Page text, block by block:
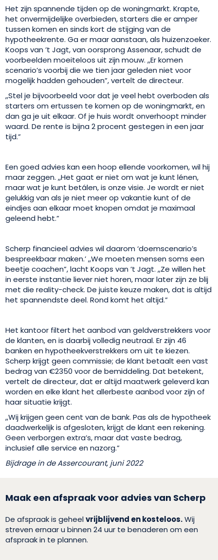
Het zijn spannende tijden op de woningmarkt. Krapte,
het onvermijdelijke overbieden, starters die er amper
tussen komen en sinds kort de stijging van de
hypotheekrente. Ga er maar aanstaan, als huizenzoeker.
Koops van ’t Jagt, van oorsprong Assenaar, schudt de
voorbeelden moeiteloos uit zijn mouw. ,,Er komen
scenario’s voorbij die we tien jaar geleden niet voor
mogelijk hadden gehouden”, vertelt de directeur.
,,Stel je bijvoorbeeld voor dat je veel hebt overboden als
starters om ertussen te komen op de woningmarkt, en
dan ga je uit elkaar. Of je huis wordt onverhoopt minder
waard. De rente is bijna 2 procent gestegen in een jaar
tijd.”
Een goed advies kan een hoop ellende voorkomen, wil hij
maar zeggen. ,,Het gaat er niet om wat je kunt lénen,
maar wat je kunt betálen, is onze visie. Je wordt er niet
gelukkig van als je niet meer op vakantie kunt of de
eindjes aan elkaar moet knopen omdat je maximaal
geleend hebt.”
Scherp financieel advies wil daarom ‘doemscenario’s
bespreekbaar maken.’ ,,We moeten mensen soms een
beetje coachen”, lacht Koops van ’t Jagt. ,,Ze willen het
in eerste instantie liever niet horen, maar later zijn ze blij
met die reality-check. De juiste keuze maken, dat is altijd
het spannendste deel. Rond komt het altijd.”
Het kantoor filtert het aanbod van geldverstrekkers voor
de klanten, en is daarbij volledig neutraal. Er zijn 46
banken en hypotheekverstrekkers om uit te kiezen.
Scherp krijgt geen commissie; de klant betaalt een vast
bedrag van €2350 voor de bemiddeling. Dat betekent,
vertelt de directeur, dat er altijd maatwerk geleverd kan
worden en elke klant het allerbeste aanbod voor zijn of
haar situatie krijgt.
,,Wij krijgen geen cent van de bank. Pas als de hypotheek
daadwerkelijk is afgesloten, krijgt de klant een rekening.
Geen verborgen extra’s, maar dat vaste bedrag,
inclusief alle service en nazorg.”
Bijdrage in de Assercourant, juni 2022
Maak een afspraak voor advies van Scherp
De afspraak is geheelvrijblijvend en kosteloos.Wij
streven ernaar u binnen 24 uur te benaderen om een
afspraak in te plannen.